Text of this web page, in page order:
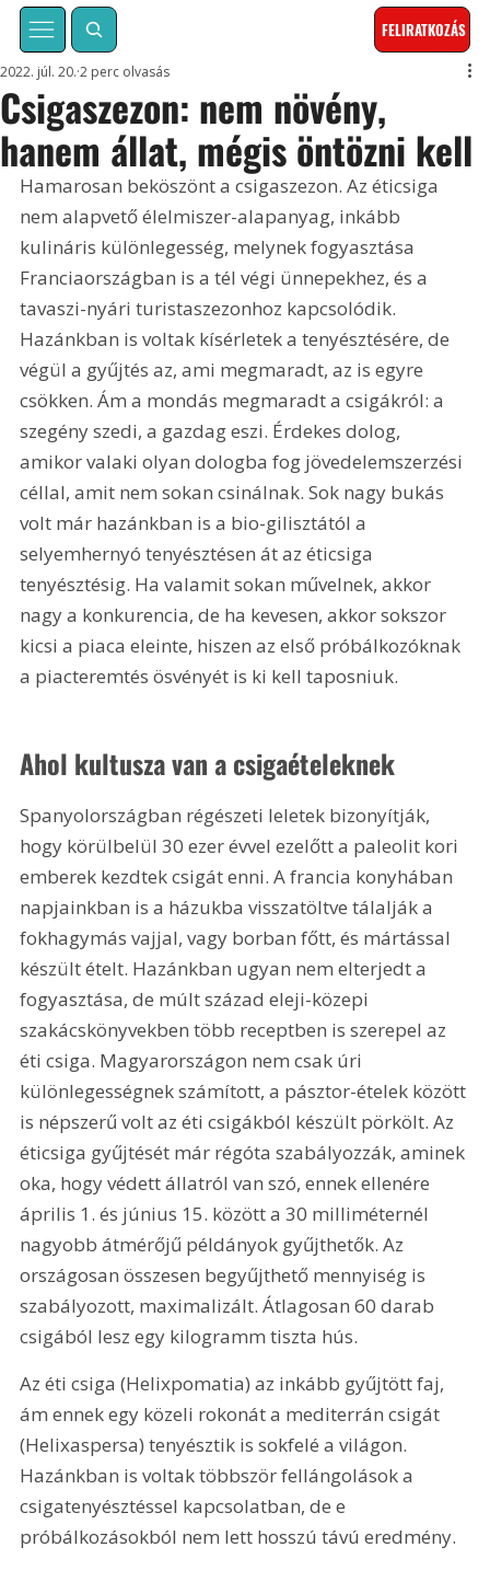
FELIRATKOZÁS
Csigaszezon: nem növény,
hanem állat, mégis öntözni kell
2022. júl. 20. 2 perc olvasás
Hamarosan beköszönt a csigaszezon. Az éticsiga
nem alapvető élelmiszer-alapanyag, inkább
kulináris különlegesség, melynek fogyasztása
Franciaországban is a tél végi ünnepekhez, és a
tavaszi-nyári turistaszezonhoz kapcsolódik.
Hazánkban is voltak kísérletek a tenyésztésére, de
végül a gyűjtés az, ami megmaradt, az is egyre
csökken. Ám a mondás megmaradt a csigákról: a
szegény szedi, a gazdag eszi. Érdekes dolog,
amikor valaki olyan dologba fog jövedelemszerzési
céllal, amit nem sokan csinálnak. Sok nagy bukás
volt már hazánkban is a bio-gilisztától a
selyemhernyó tenyésztésen át az éticsiga
tenyésztésig. Ha valamit sokan művelnek, akkor
nagy a konkurencia, de ha kevesen, akkor sokszor
kicsi a piaca eleinte, hiszen az első próbálkozóknak
a piacteremtés ösvényét is ki kell taposniuk.
Ahol kultusza van a csigaételeknek
Spanyolországban régészeti leletek bizonyítják,
hogy körülbelül 30 ezer évvel ezelőtt a paleolit kori
emberek kezdtek csigát enni. A francia konyhában
napjainkban is a házukba visszatöltve tálalják a
fokhagymás vajjal, vagy borban főtt, és mártással
készült ételt. Hazánkban ugyan nem elterjedt a
fogyasztása, de múlt század eleji-közepi
szakácskönyvekben több receptben is szerepel az
éti csiga. Magyarországon nem csak úri
különlegességnek számított, a pásztor-ételek között
is népszerű volt az éti csigákból készült pörkölt. Az
éticsiga gyűjtését már régóta szabályozzák, aminek
oka, hogy védett állatról van szó, ennek ellenére
április 1. és június 15. között a 30 milliméternél
nagyobb átmérőjű példányok gyűjthetők. Az
országosan összesen begyűjthető mennyiség is
szabályozott, maximalizált. Átlagosan 60 darab
csigából lesz egy kilogramm tiszta hús.
Az éti csiga (Helixpomatia) az inkább gyűjtött faj,
ám ennek egy közeli rokonát a mediterrán csigát
(Helixaspersa) tenyésztik is sokfelé a világon.
Hazánkban is voltak többször fellángolások a
csigatenyésztéssel kapcsolatban, de e
próbálkozásokból nem lett hosszú távú eredmény.